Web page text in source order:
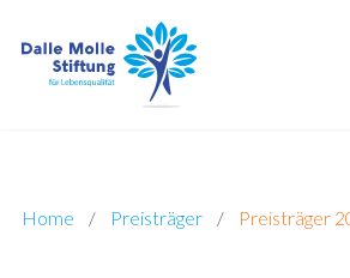
Preisträger
Home / Preisträger / Preisträger